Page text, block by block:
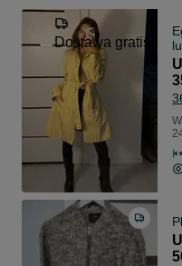
Dostawa gratis